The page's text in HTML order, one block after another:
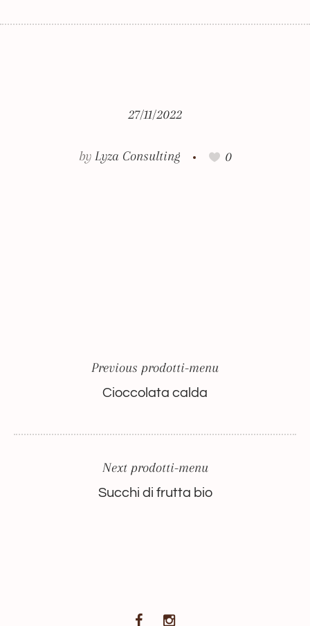
27/11/2022
by Lyza Consulting 0
Previous prodotti-menu
Cioccolata calda
Next prodotti-menu
Succhi di frutta bio